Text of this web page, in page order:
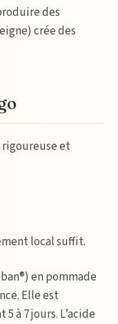
des
crée des
rigoureuse et
local suffit.
en pommade
Elle est
à 7 jours. L’acide